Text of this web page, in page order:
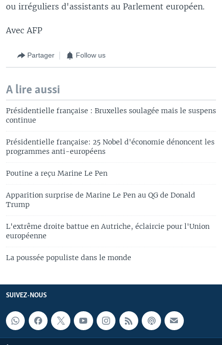
ou irréguliers d'assistants au Parlement européen.
Avec AFP
Partager Follow us
A lire aussi
Présidentielle française : Bruxelles soulagée mais le suspens
continue
Présidentielle française: 25 Nobel d'économie dénoncent les
programmes anti-européens
Poutine a reçu Marine Le Pen
Apparition surprise de Marine Le Pen au QG de Donald
Trump
L'extrême droite battue en Autriche, éclaircie pour l'Union
européenne
La poussée populiste dans le monde
SUIVEZ-NOUS